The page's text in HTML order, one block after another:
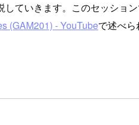
ていきます。このセッショ
(GAM201) - YouTubeで述べら